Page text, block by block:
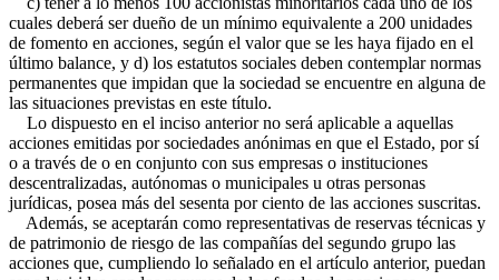
cuales deberá ser dueño de un mínimo equivalente a 200 unidades
de fomento en acciones, según el valor que se les haya fijado en el
último balance, y d) los estatutos sociales deben contemplar normas
permanentes que impidan que la sociedad se encuentre en alguna de
las situaciones previstas en este título.
Lo dispuesto en el inciso anterior no será aplicable a aquellas
acciones emitidas por sociedades anónimas en que el Estado, por sí
o a través de o en conjunto con sus empresas o instituciones
descentralizadas, autónomas o municipales u otras personas
jurídicas, posea más del sesenta por ciento de las acciones suscritas.
Además, se aceptarán como representativas de reservas técnicas y
de patrimonio de riesgo de las compañías del segundo grupo las
acciones que, cumpliendo lo señalado en el artículo anterior, puedan